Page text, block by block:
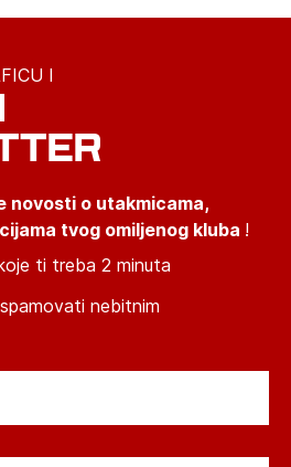
I
novosti o utakmicama,
tvog omiljenog kluba !
ti treba 2 minuta
nebitnim